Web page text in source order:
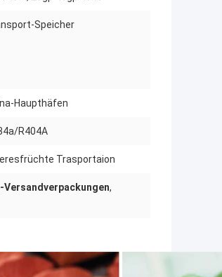
Speicher
Haupthäfen
R404A
Trasportaion
,